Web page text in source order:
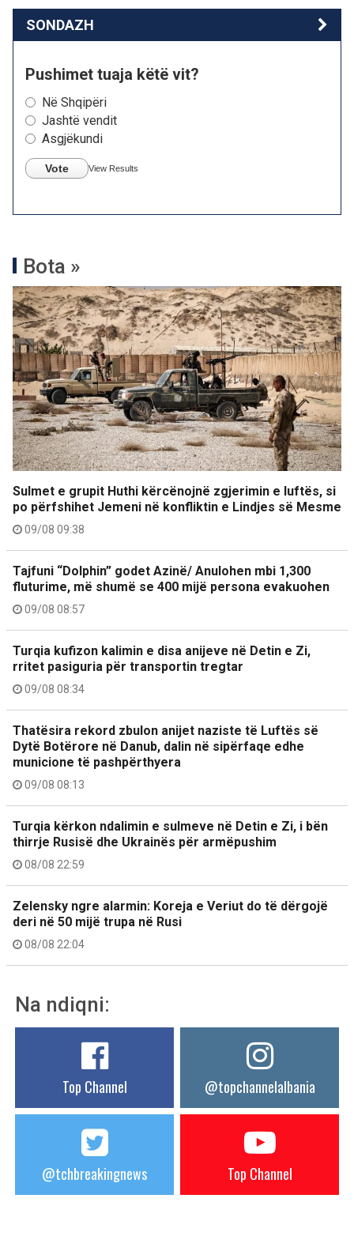
SONDAZH
Pushimet tuaja këtë vit?
Në Shqipëri
Jashtë vendit
Asgjëkundi
Vote View Results
Bota »
Sulmet e grupit Huthi kërcënojnë zgjerimin e luftës, si
po përfshihet Jemeni në konfliktin e Lindjes së Mesme
09/08 09:38
Tajfuni “Dolphin” godet Azinë/ Anulohen mbi 1,300
fluturime, më shumë se 400 mijë persona evakuohen
09/08 08:57
Turqia kufizon kalimin e disa anijeve në Detin e Zi,
rritet pasiguria për transportin tregtar
09/08 08:34
Thatësira rekord zbulon anijet naziste të Luftës së
Dytë Botërore në Danub, dalin në sipërfaqe edhe
municione të pashpërthyera
09/08 08:13
Turqia kërkon ndalimin e sulmeve në Detin e Zi, i bën
thirrje Rusisë dhe Ukrainës për armëpushim
08/08 22:59
Zelensky ngre alarmin: Koreja e Veriut do të dërgojë
deri në 50 mijë trupa në Rusi
08/08 22:04
Na ndiqni:
Top Channel @topchannelalbania
@tchbreakingnews Top Channel